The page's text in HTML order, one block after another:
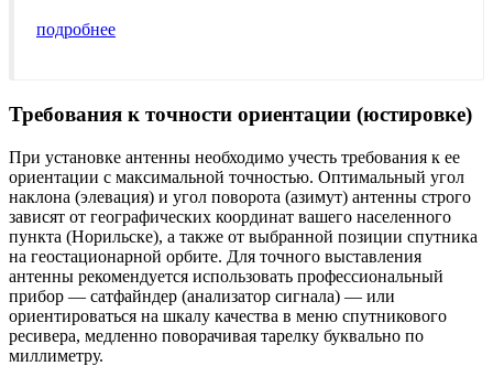
подробнее
Требования к точности ориентации (юстировке)
При установке антенны необходимо учесть требования к ее
ориентации с максимальной точностью. Оптимальный угол
наклона (элевация) и угол поворота (азимут) антенны строго
зависят от географических координат вашего населенного
пункта (Норильске), а также от выбранной позиции спутника
на геостационарной орбите. Для точного выставления
антенны рекомендуется использовать профессиональный
прибор — сатфайндер (анализатор сигнала) — или
ориентироваться на шкалу качества в меню спутникового
ресивера, медленно поворачивая тарелку буквально по
миллиметру.